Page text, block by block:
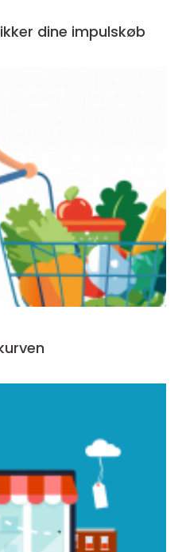
dine impulskøb